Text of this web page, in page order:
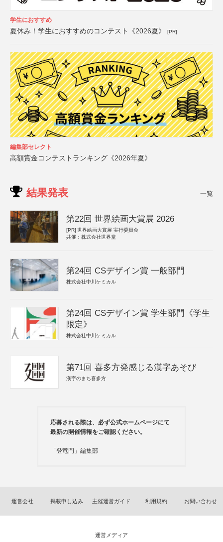
学生におすすめ
夏休み！学生におすすめのコンテスト《2026夏》 [PR]
編集部セレクト
高額賞金コンテストランキング《2026年夏》
結果発表 一覧
第22回 世界絵画大賞展 2026
[PR] 世界絵画大賞展 実行委員会
共催：株式会社世界堂
第24回 CSデザイン賞 一般部門
株式会社中川ケミカル
第24回 CSデザイン賞 学生部門《学生
限定》
株式会社中川ケミカル
第71回 喜多方発感じる漢字あそび
漢字のまち喜多方
応募される際は、必ず公式ホームページにて
最新の開催情報をご確認ください。
「登竜門」編集部
運営会社 掲載申し込み 主催運営ガイド 利用規約 お問い合わせ
運営メディア